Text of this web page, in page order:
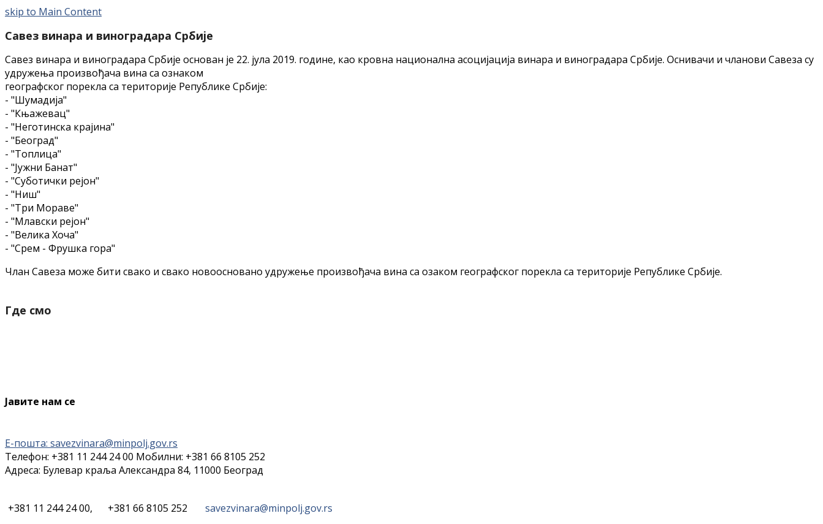
skip to Main Content
Савез винара и виноградара Србије
Савез винара и виноградара Србије основан је 22. јула 2019. године, као кровна национална асоцијација винара и виноградара Србије. Оснивачи и чланови Савеза су
удружења произвођача вина са ознаком
географског порекла са територије Републике Србије:
- "Шумадија"
- "Књажевац"
- "Неготинска крајина"
- "Београд"
- "Топлица"
- "Јужни Банат"
- "Суботички рејон"
- "Ниш"
- "Три Мораве"
- "Млавски рејон"
- "Велика Хоча"
- "Срем - Фрушка гора"
Члан Савеза може бити свако и свако новоосновано удружење произвођача вина са озаком географског порекла са територије Републике Србије.
Где смо
Јавите нам се
Е-пошта: savezvinara@minpolj.gov.rs
Телефон: +381 11 244 24 00 Мобилни: +381 66 8105 252
Адреса: Булевар краља Александра 84, 11000 Београд
+381 11 244 24 00, +381 66 8105 252
savezvinara@minpolj.gov.rs